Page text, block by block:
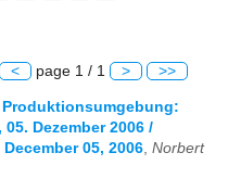
< page 1 / 1 > >>
Produktionsumgebung:
Dezember 2006 /
05, 2006 Norbert